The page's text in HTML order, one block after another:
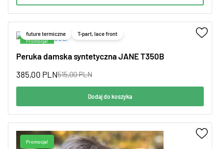
Promocja!
future termiczne T-part, lace front
Peruka damska syntetyczna JANE T350B
515,00PLN
385,00 PLN
Dodaj do koszyka
Promocja!